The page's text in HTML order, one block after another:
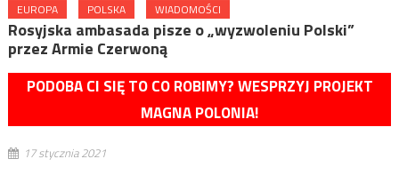
EUROPA POLSKA WIADOMOŚCI
Rosyjska ambasada pisze o „wyzwoleniu Polski”
przez Armie Czerwoną
PODOBA CI SIĘ TO CO ROBIMY? WESPRZYJ PROJEKT
MAGNA POLONIA!
17 stycznia 2021